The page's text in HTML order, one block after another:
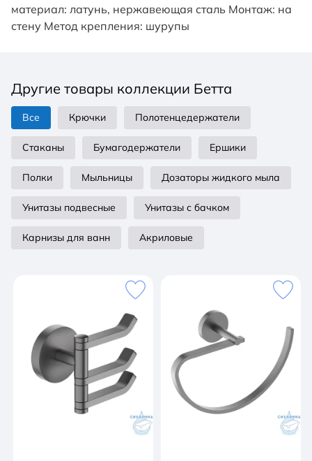
материал: латунь, нержавеющая сталь Монтаж: на
стену Метод крепления: шурупы
Другие товары коллекции Бетта
Все Крючки Полотенцедержатели
Стаканы Бумагодержатели Ершики
Полки Мыльницы Дозаторы жидкого мыла
Унитазы подвесные Унитазы с бачком
Карнизы для ванн Акриловые